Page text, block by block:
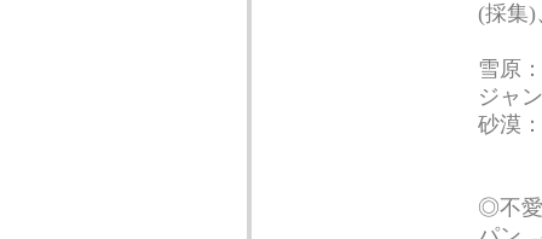
(採集
雪原
ジャ
砂漠
◎不